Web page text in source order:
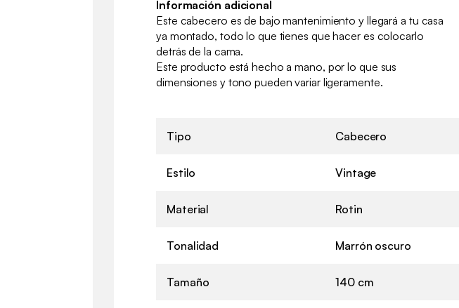
Información adicional
Este cabecero es de bajo mantenimiento y llegará a tu casa
ya montado, todo lo que tienes que hacer es colocarlo
detrás de la cama.
Este producto está hecho a mano, por lo que sus
dimensiones y tono pueden variar ligeramente.
Tipo Cabecero
Estilo Vintage
Material Rotin
Tonalidad Marrón oscuro
Tamaño 140 cm